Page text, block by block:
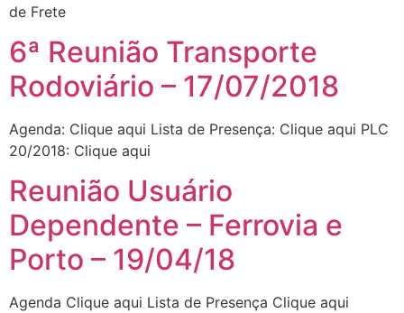
de Frete
6ª Reunião Transporte
Rodoviário – 17/07/2018
Agenda: Clique aqui Lista de Presença: Clique aqui PLC
20/2018: Clique aqui
Reunião Usuário
Dependente – Ferrovia e
Porto – 19/04/18
Agenda Clique aqui Lista de Presença Clique aqui